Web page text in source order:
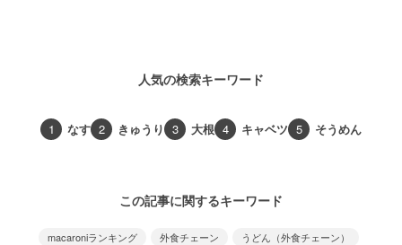
人気の検索キーワード
1 なす 2 きゅうり 3 大根 4 キャベツ 5 そうめん
この記事に関するキーワード
macaroniランキング 外食チェーン うどん（外食チェーン）